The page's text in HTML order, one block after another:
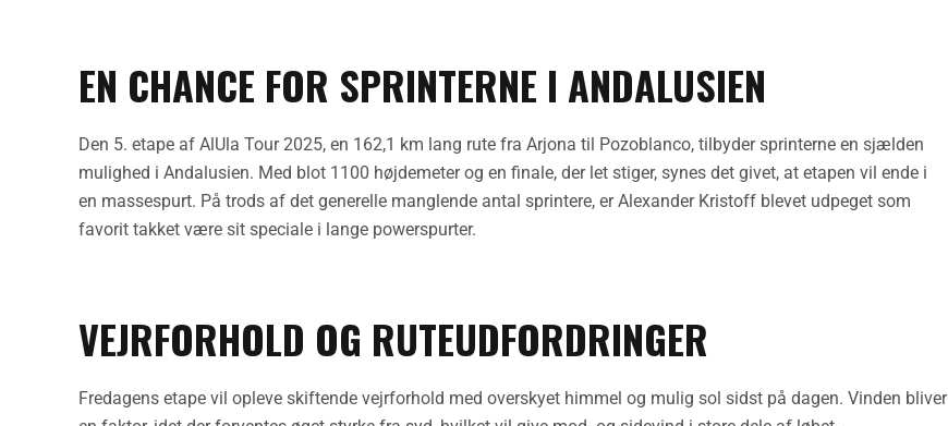
EN CHANCE FOR SPRINTERNE I ANDALUSIEN
Den 5. etape af AlUla Tour 2025, en 162,1 km lang rute fra Arjona til Pozoblanco, tilbyder sprinterne en sjælden
mulighed i Andalusien. Med blot 1100 højdemeter og en finale, der let stiger, synes det givet, at etapen vil ende i
en massespurt. På trods af det generelle manglende antal sprintere, er Alexander Kristoff blevet udpeget som
favorit takket være sit speciale i lange powerspurter.
VEJRFORHOLD OG RUTEUDFORDRINGER
Fredagens etape vil opleve skiftende vejrforhold med overskyet himmel og mulig sol sidst på dagen. Vinden bliver